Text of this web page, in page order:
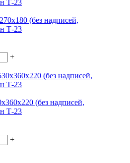
(без надписей,
Т-23
+
(без надписей,
Т-23
+